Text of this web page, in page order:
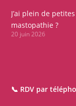
J’ai plein de
mastopathie ?
20 juin 2026
📞 RDV par